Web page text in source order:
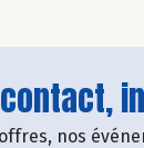
nos